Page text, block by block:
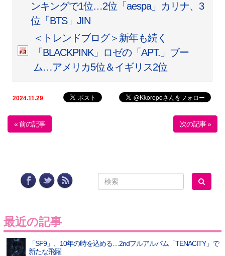
ンキングで1位…2位「aespa」カリナ、3
位「BTS」JIN
＜トレンドブログ＞新年も続く
「BLACKPINK」ロゼの「APT.」ブー
ム…アメリカ5位＆イギリス2位
2024.11.29
« 前の記事 次の記事 »
最近の記事
「SF9」、10年の時を込める…2ndフルアルバム「TENACITY」で
新たな飛躍